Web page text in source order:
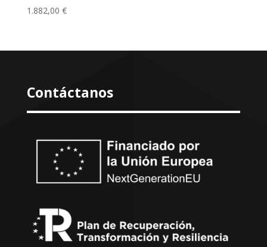
1.882,00 €
Contáctanos